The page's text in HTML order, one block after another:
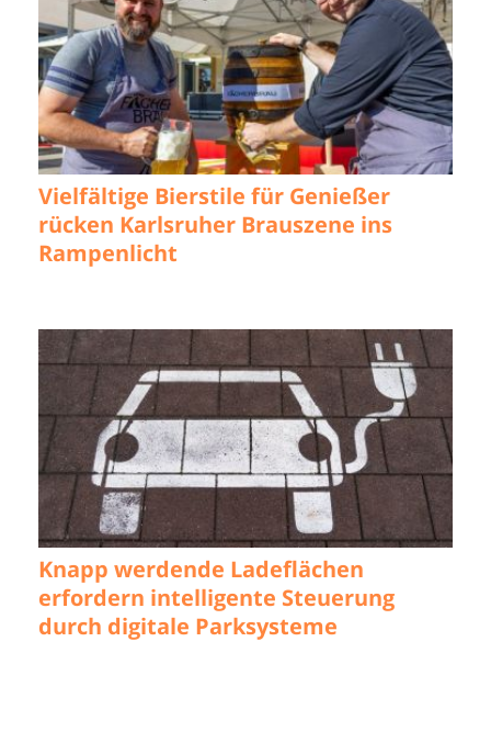
Vielfältige Bierstile für Genießer
rücken Karlsruher Brauszene ins
Rampenlicht
Knapp werdende Ladeflächen
erfordern intelligente Steuerung
durch digitale Parksysteme